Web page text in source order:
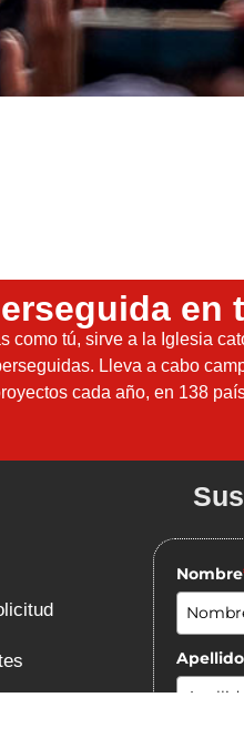
en
tú, sirve a la Iglesia
Lleva a cabo
cada año, en 138
Nombre
Apellido